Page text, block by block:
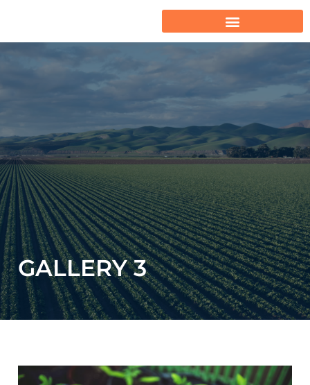
GALLERY 3